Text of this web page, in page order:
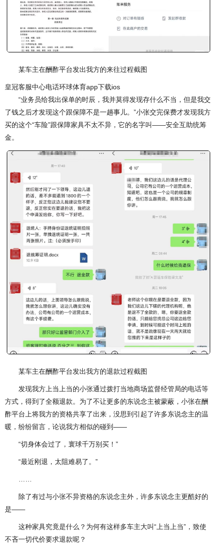
某车主在酬酢平台发出我方的来往过程截图
皇冠客服中心电话环球体育app下载ios
“业务员给我出保单的时辰，我并莫得发现存什么不当，但是我交
了钱之后才发现这个跟保障不是一趟事儿。”小张交完保费才发现我方
买的这个“车险”跟保障家具不太不异，它的名字叫——安全互助统筹
金。
某车主在酬酢平台发出我方的退款过程截图
发现我方上当上当的小张通过拨打当地商场监督经管局的电话等
方式，得到了全额退款。为了不让更多的东说念主被蒙蔽，小张在酬
酢平台上将我方的资格共享了出来，没思到引起了许多东说念主的温
暖，纷纷留言，论说我方相似的碰到——
“切身体会过了，寰球千万别买！”
“最近刚退，太阻难易了。”
除了有过与小张不异资格的东说念主外，许多东说念主更酷好的
是——
这种家具究竟是什么？为何有这样多车主大叫“上当上当”，致使
不吝一切代价要求退款呢？